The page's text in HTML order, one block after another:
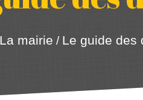
La mairie / Le guide des